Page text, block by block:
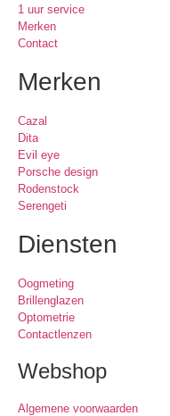
1 uur service
Merken
Contact
Merken
Cazal
Dita
Evil eye
Porsche design
Rodenstock
Serengeti
Diensten
Oogmeting
Brillenglazen
Optometrie
Contactlenzen
Webshop
Algemene voorwaarden